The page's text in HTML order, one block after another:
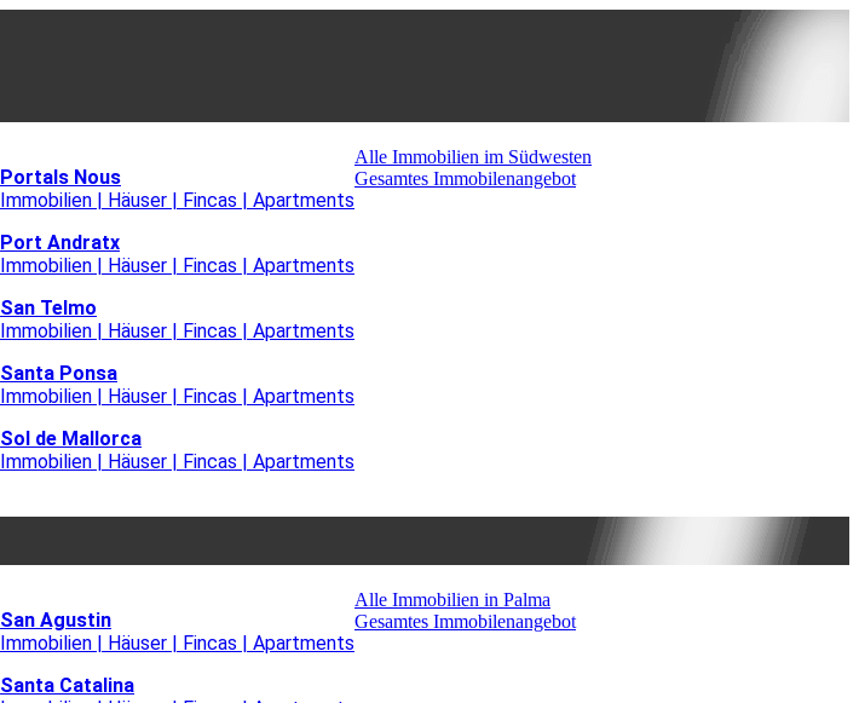
Portals Nous
Immobilien | Häuser | Fincas | Apartments
Port Andratx
Immobilien | Häuser | Fincas | Apartments
San Telmo
Immobilien | Häuser | Fincas | Apartments
Santa Ponsa
Immobilien | Häuser | Fincas | Apartments
Sol de Mallorca
Immobilien | Häuser | Fincas | Apartments
Alle Immobilien im Südwesten
Gesamtes Immobilenangebot
San Agustin
Immobilien | Häuser | Fincas | Apartments
Santa Catalina
Alle Immobilien in Palma
Gesamtes Immobilenangebot